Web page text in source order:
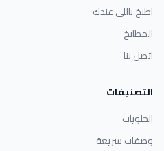
اطبخ باللي عندك
المطابخ
اتصل بنا
التصنيفات
الحلويات
وصفات سريعة